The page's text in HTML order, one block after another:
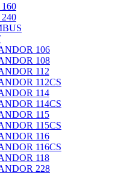
106
108
112
112CS
114
114CS
115
115CS
116
116CS
118
228